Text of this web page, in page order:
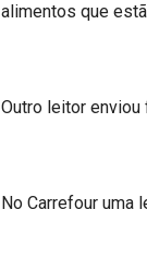
alimentos que
Outro leitor enviou
No Carrefour uma